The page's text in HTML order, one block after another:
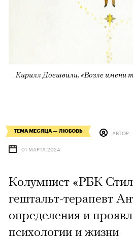
Кирилл Доешвили, «Возле имени
ТЕМА МЕСЯЦА — ЛЮБОВЬ АВТОР
01 МАРТА 2024
Колумнист «РБК
гештальт-терапевт
определения и
психологии и жизни